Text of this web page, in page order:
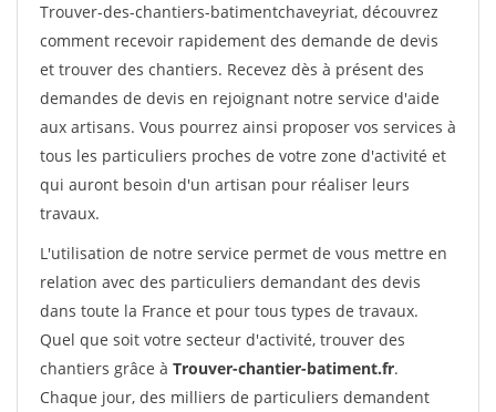
Trouver-des-chantiers-batimentchaveyriat, découvrez
comment recevoir rapidement des demande de devis
et trouver des chantiers. Recevez dès à présent des
demandes de devis en rejoignant notre service d'aide
aux artisans. Vous pourrez ainsi proposer vos services à
tous les particuliers proches de votre zone d'activité et
qui auront besoin d'un artisan pour réaliser leurs
travaux.
L'utilisation de notre service permet de vous mettre en
relation avec des particuliers demandant des devis
dans toute la France et pour tous types de travaux.
Quel que soit votre secteur d'activité, trouver des
chantiers grâce à Trouver-chantier-batiment.fr.
Chaque jour, des milliers de particuliers demandent